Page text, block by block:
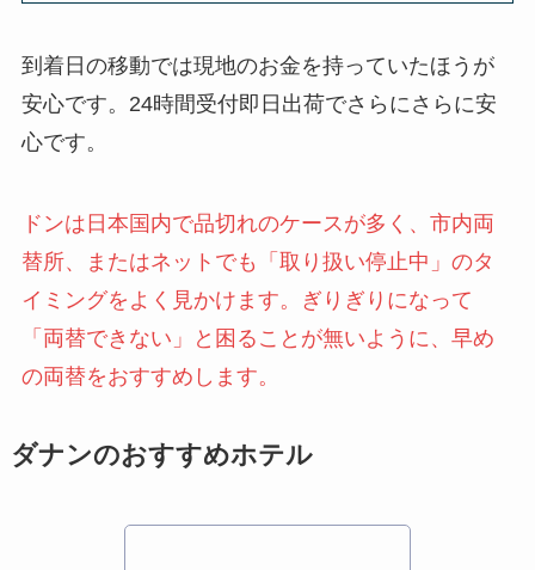
到着日の移動では現地のお金を持っていたほうが
安心です。24時間受付即日出荷でさらにさらに安
心です。
ドンは日本国内で品切れのケースが多く、市内両
替所、またはネットでも「取り扱い停止中」のタ
イミングをよく見かけます。ぎりぎりになって
「両替できない」と困ることが無いように、早め
の両替をおすすめします。
ダナンのおすすめホテル